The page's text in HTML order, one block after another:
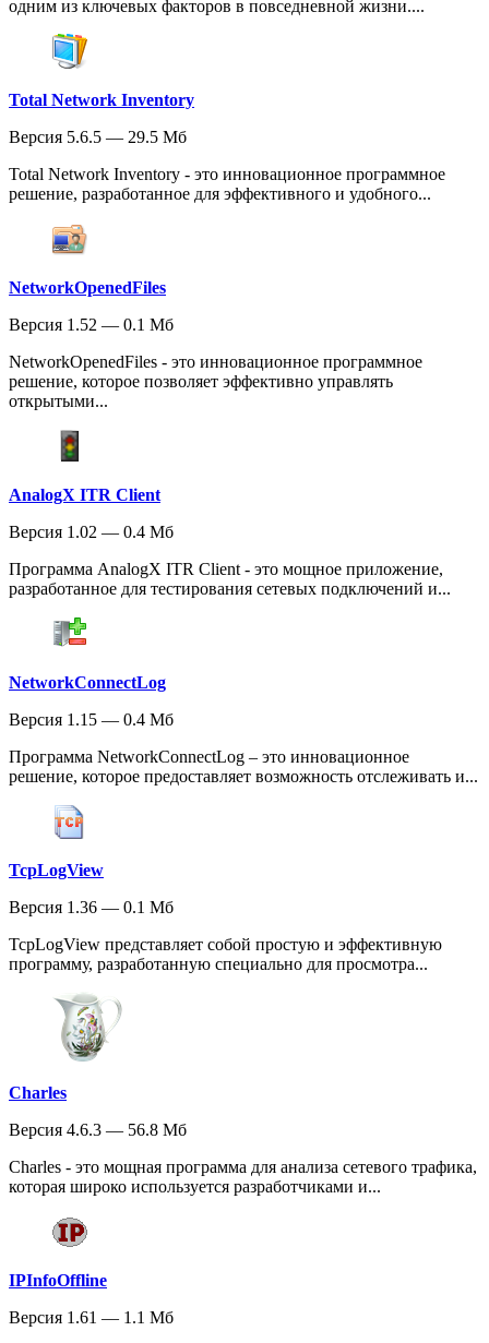
одним из ключевых факторов в повседневной жизни....
Total Network Inventory
Версия 5.6.5 — 29.5 Мб
Total Network Inventory - это инновационное программное
решение, разработанное для эффективного и удобного...
NetworkOpenedFiles
Версия 1.52 — 0.1 Мб
NetworkOpenedFiles - это инновационное программное
решение, которое позволяет эффективно управлять
открытыми...
AnalogX ITR Client
Версия 1.02 — 0.4 Мб
Программа AnalogX ITR Client - это мощное приложение,
разработанное для тестирования сетевых подключений и...
NetworkConnectLog
Версия 1.15 — 0.4 Мб
Программа NetworkConnectLog – это инновационное
решение, которое предоставляет возможность отслеживать и...
TcpLogView
Версия 1.36 — 0.1 Мб
TcpLogView представляет собой простую и эффективную
программу, разработанную специально для просмотра...
Charles
Версия 4.6.3 — 56.8 Мб
Charles - это мощная программа для анализа сетевого трафика,
которая широко используется разработчиками и...
IPInfoOffline
Версия 1.61 — 1.1 Мб